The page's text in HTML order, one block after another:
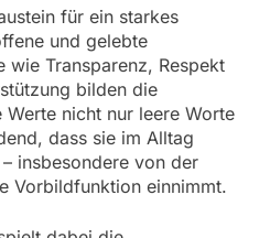
für ein starkes
und gelebte
wie Transparenz, Respekt
bilden die
nicht nur leere Worte
dass sie im Alltag
insbesondere von der
Vorbildfunktion einnimmt.